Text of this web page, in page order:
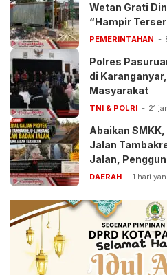
Wetan Grati
“Hampir
PEMERINTAHAN
Polres
di
Masyarakat
TNI & POLRI 21
Abaikan
Jalan
Jalan,
DAERAH 1 hari